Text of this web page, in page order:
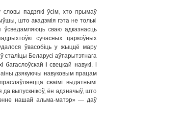
падзякі ўсім, хто прымаў
што акадэмія гэта не толькі
сваю адказнасць
сучасных царкоўных
ўвасобіць у жыццё мару
сталіцы Беларусі аўтарытэтнага
і свецкай навукі. І
дзякуючы навуковым працам
сваімі выдатнымі
да выпускнікоў, ён адзначыў, што
нашай альма-матэр» — даў